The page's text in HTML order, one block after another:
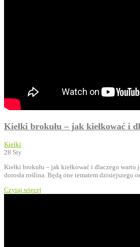
Kiełki brokułu – jak kiełkować i
Kiełki
28 Sty
Kiełki brokułu – jak kiełkować i dlaczego warto
dorosła roślina. Będą one tematem
Czytaj więcej